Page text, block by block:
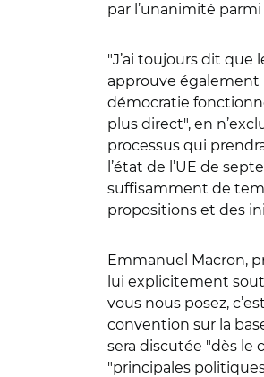
par l’unanimité
"J’ai toujours dit que
approuve également
démocratie
plus direct", en
processus qui
l’état de l’UE de
suffisamment de
propositions et des
Emmanuel Macron,
lui explicitement
vous nous posez,
convention sur la
sera discutée "dès le
"principales